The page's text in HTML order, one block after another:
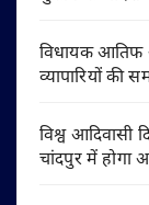
विधायक आतिफ
व्यापारियों की
विश्व आदिवासी
चांदपुर में होगा